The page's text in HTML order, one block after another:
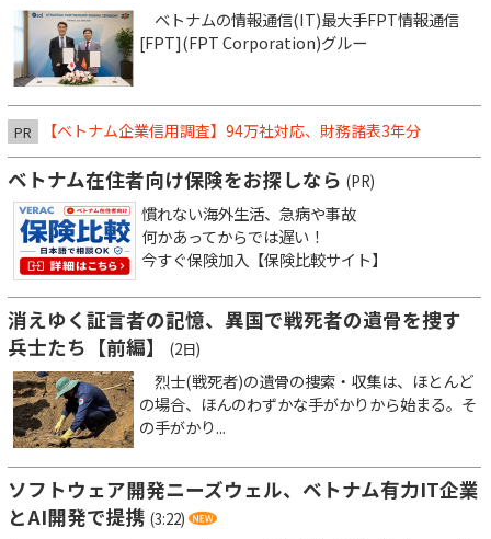
ベトナムの情報通信(IT)最大手FPT情報通信
[FPT](FPT Corporation)グルー
PR 【ベトナム企業信用調査】94万社対応、財務諸表3年分
ベトナム在住者向け保険をお探しなら (PR)
慣れない海外生活、急病や事故
何かあってからでは遅い！
今すぐ保険加入【保険比較サイト】
消えゆく証言者の記憶、異国で戦死者の遺骨を捜す
兵士たち【前編】
(2日)
烈士(戦死者)の遺骨の捜索・収集は、ほとんど
の場合、ほんのわずかな手がかりから始まる。そ
の手がかり...
ソフトウェア開発ニーズウェル、ベトナム有力IT企業
とAI開発で提携 (3:22)